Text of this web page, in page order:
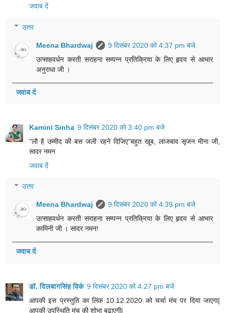
जवाब दें
उत्तर
Meena Bhardwaj
9 दिसंबर 2020 को 4:37 pm बजे
उत्साहवर्धन करती सराहना सम्पन्न प्रतिक्रिया के लिए हृदय से आभार
अनुराधा जी ।
जवाब दें
Kamini Sinha 9 दिसंबर 2020 को 3:40 pm बजे
"लौ है उम्मीद की बस जली रहने दिजिए"बहुत खूब, लाजबाव सृजन मीना जी,
सादर नमन
जवाब दें
उत्तर
Meena Bhardwaj
9 दिसंबर 2020 को 4:39 pm बजे
उत्साहवर्धन करती सराहना सम्पन्न प्रतिक्रिया के लिए हृदय से आभार
कामिनी जी । सादर नमन!
जवाब दें
डॉ. दिलबागसिंह विर्क 9 दिसंबर 2020 को 4:27 pm बजे
आपकी इस प्रस्तुति का लिंक 10.12.2020 को चर्चा मंच पर दिया जाएगा|
आपकी उपस्थिति मंच की शोभा बढ़ाएगी|